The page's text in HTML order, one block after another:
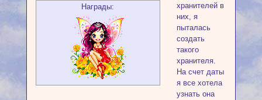
Награды:
хранителей в
них, я
пыталась
создать
такого
хранителя.
На счет даты
я все хотела
узнать она